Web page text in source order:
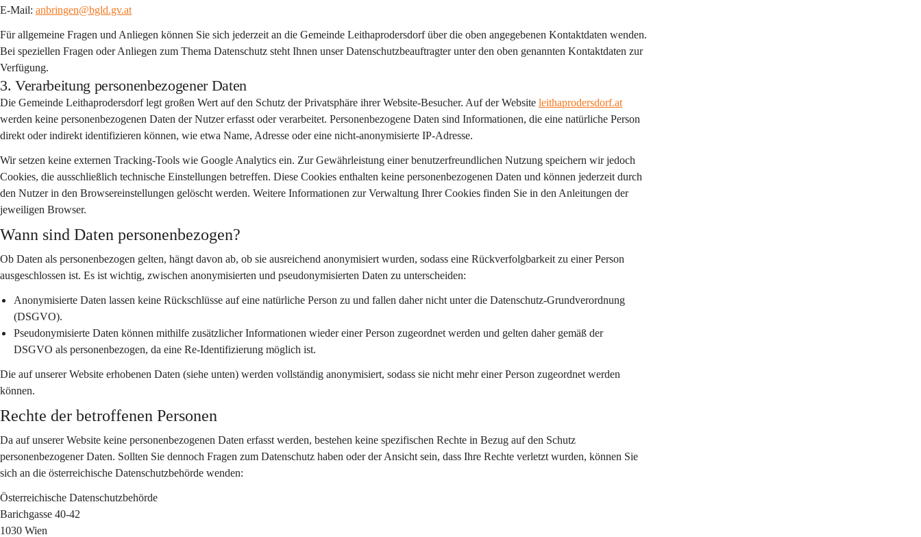
E-Mail: anbringen@bgld.gv.at
Für allgemeine Fragen und Anliegen können Sie sich jederzeit an die Gemeinde Leithaprodersdorf über die oben angegebenen Kontaktdaten wenden.
Bei speziellen Fragen oder Anliegen zum Thema Datenschutz steht Ihnen unser Datenschutzbeauftragter unter den oben genannten Kontaktdaten zur
Verfügung.
3. Verarbeitung personenbezogener Daten
Die Gemeinde Leithaprodersdorf legt großen Wert auf den Schutz der Privatsphäre ihrer Website-Besucher. Auf der Website leithaprodersdorf.at
werden keine personenbezogenen Daten der Nutzer erfasst oder verarbeitet. Personenbezogene Daten sind Informationen, die eine natürliche Person
direkt oder indirekt identifizieren können, wie etwa Name, Adresse oder eine nicht-anonymisierte IP-Adresse.
Wir setzen keine externen Tracking-Tools wie Google Analytics ein. Zur Gewährleistung einer benutzerfreundlichen Nutzung speichern wir jedoch
Cookies, die ausschließlich technische Einstellungen betreffen. Diese Cookies enthalten keine personenbezogenen Daten und können jederzeit durch
den Nutzer in den Browsereinstellungen gelöscht werden. Weitere Informationen zur Verwaltung Ihrer Cookies finden Sie in den Anleitungen der
jeweiligen Browser.
Wann sind Daten personenbezogen?
Ob Daten als personenbezogen gelten, hängt davon ab, ob sie ausreichend anonymisiert wurden, sodass eine Rückverfolgbarkeit zu einer Person
ausgeschlossen ist. Es ist wichtig, zwischen anonymisierten und pseudonymisierten Daten zu unterscheiden:
Anonymisierte Daten lassen keine Rückschlüsse auf eine natürliche Person zu und fallen daher nicht unter die Datenschutz-Grundverordnung
(DSGVO).
Pseudonymisierte Daten können mithilfe zusätzlicher Informationen wieder einer Person zugeordnet werden und gelten daher gemäß der
DSGVO als personenbezogen, da eine Re-Identifizierung möglich ist.
Die auf unserer Website erhobenen Daten (siehe unten) werden vollständig anonymisiert, sodass sie nicht mehr einer Person zugeordnet werden
können.
Rechte der betroffenen Personen
Da auf unserer Website keine personenbezogenen Daten erfasst werden, bestehen keine spezifischen Rechte in Bezug auf den Schutz
personenbezogener Daten. Sollten Sie dennoch Fragen zum Datenschutz haben oder der Ansicht sein, dass Ihre Rechte verletzt wurden, können Sie
sich an die österreichische Datenschutzbehörde wenden:
Österreichische Datenschutzbehörde
Barichgasse 40-42
1030 Wien